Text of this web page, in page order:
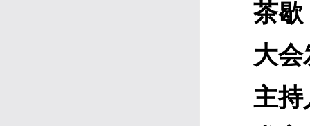
茶歇
大会
主持